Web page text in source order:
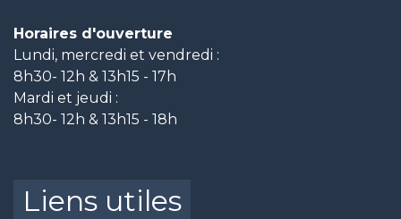
Horaires d'ouverture
Lundi, mercredi et vendredi :
8h30- 12h & 13h15 - 17h
Mardi et jeudi :
8h30- 12h & 13h15 - 18h
Liens utiles